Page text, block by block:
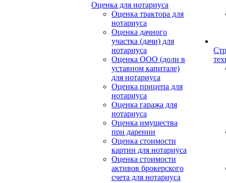
Оценка для нотариуса
Оценка трактора для
нотариуса
Оценка дачного
участка (дачи) для
нотариуса
Оценка ООО (доли в
уставном капитале)
для нотариуса
Оценка прицепа для
нотариуса
Оценка гаража для
нотариуса
Оценка имущества
при дарении
Оценка стоимости
картин для нотариуса
Оценка стоимости
активов брокерского
счета для нотариуса